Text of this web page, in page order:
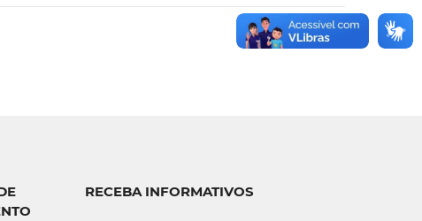
RECEBA INFORMATIVOS